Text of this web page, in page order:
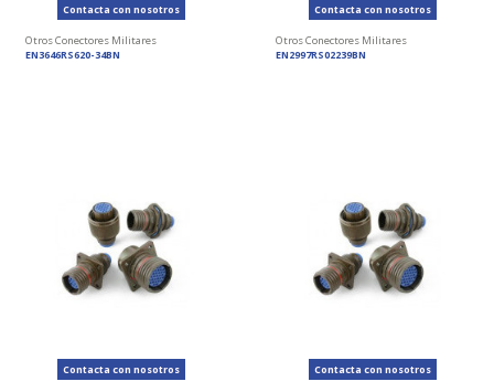
Contacta con nosotros
Otros Conectores Militares
EN3646RS620-34BN
Contacta con nosotros
Otros Conectores Militares
EN2997RS02239BN
Contacta con nosotros Contacta con nosotros